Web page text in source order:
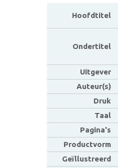
Hoofdtitel
Ondertitel
Uitgever
Auteur(s)
Druk
Taal
Pagina's
Productvorm
Geïllustreerd